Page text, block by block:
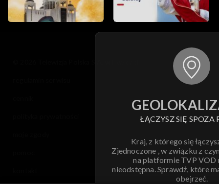
ŁĄCZYSZ SIĘ SPOZA
Kraj, z którego się
Zjednoczone , w związku z
na platformie TVP VOD
nieodstępna. Sprawdź, które
obejrzeć.